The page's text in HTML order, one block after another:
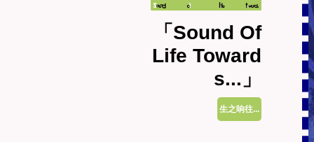
「Sound Of
Life Toward
s...」
生之响往...